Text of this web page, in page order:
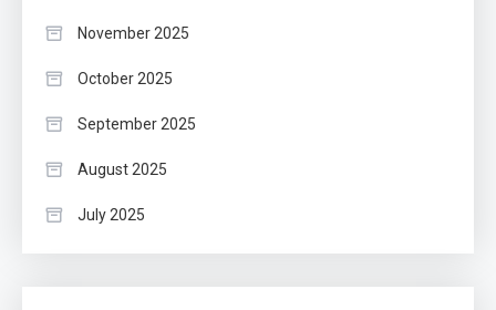
November 2025
October 2025
September 2025
August 2025
July 2025